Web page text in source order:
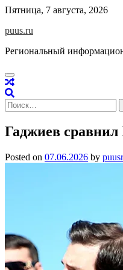
Skip
content
Пятница, 7 августа, 2026
puus.ru
Региональный
Найти:
Гаджиев
Posted on 07.06.2026 by